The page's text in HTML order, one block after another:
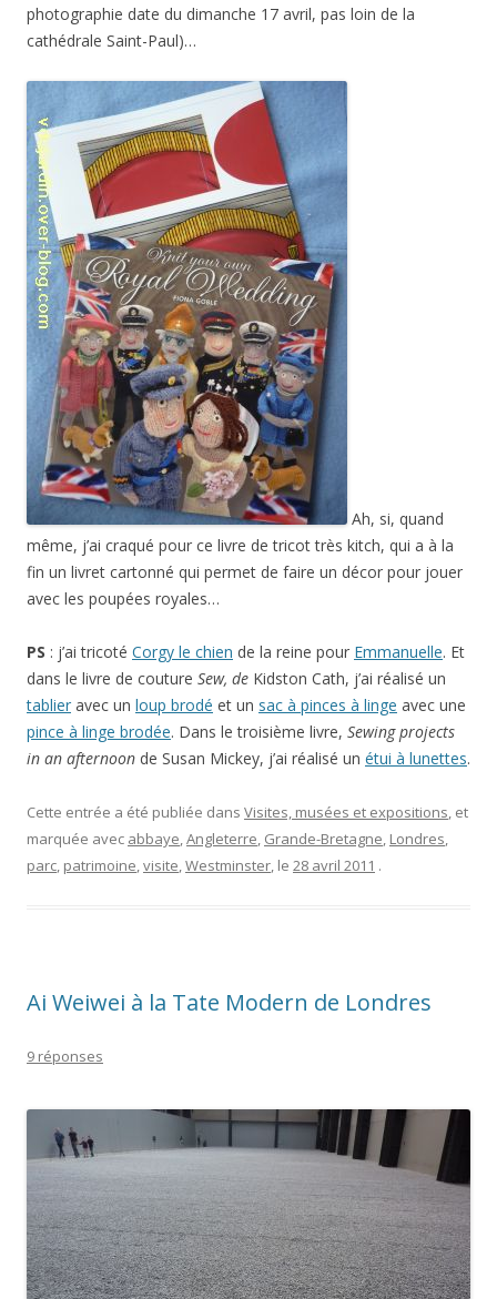
photographie date du dimanche 17 avril, pas loin de la
cathédrale Saint-Paul)…
Ah, si, quand
même, j’ai craqué pour ce livre de tricot très kitch, qui a à la
fin un livret cartonné qui permet de faire un décor pour jouer
avec les poupées royales…
PS : j’ai tricoté Corgy le chien de la reine pour Emmanuelle. Et
dans le livre de couture Sew, de Kidston Cath, j’ai réalisé un
tablier avec un loup brodé et un sac à pinces à linge avec une
pince à linge brodée. Dans le troisième livre, Sewing projects
in an afternoon de Susan Mickey, j’ai réalisé un étui à lunettes.
Cette entrée a été publiée dans Visites, musées et expositions, et
marquée avec abbaye,Angleterre, Grande-Bretagne, Londres,
parc, patrimoine,visite,Westminster, le 28 avril 2011 .
Ai Weiwei à la Tate Modern de Londres
9 réponses